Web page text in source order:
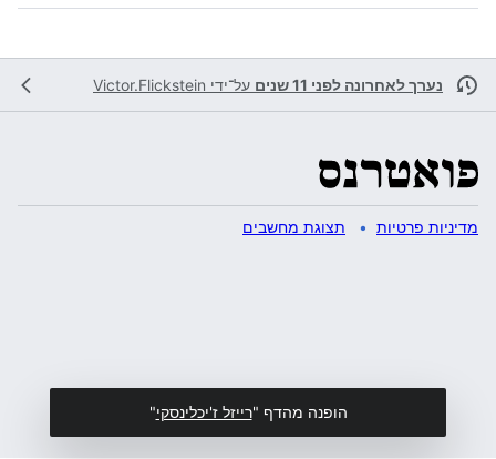
נערך לאחרונה לפני 11 שנים על־ידי Victor.Flickstein
מדיניות פרטיות תצוגת מחשבים
הופנה מהדף "רייזל ז'יכלינסקי"